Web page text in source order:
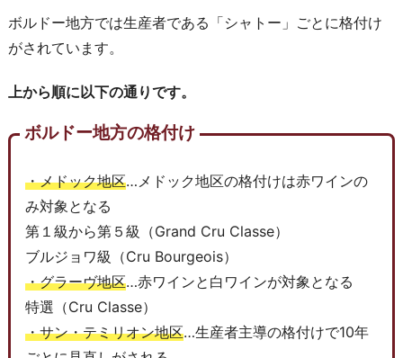
ボルドー地方では生産者である「シャトー」ごとに格付け
がされています。
上から順に以下の通りです。
ボルドー地方の格付け
・メドック地区…メドック地区の格付けは赤ワインの
み対象となる
第１級から第５級（Grand Cru Classe）
ブルジョワ級（Cru Bourgeois）
・グラーヴ地区…赤ワインと白ワインが対象となる
特選（Cru Classe）
・サン・テミリオン地区…生産者主導の格付けで10年